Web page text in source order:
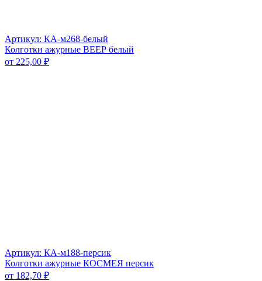
Артикул: КА-м268-белый
Колготки ажурные ВЕЕР белый
от 225,00 ₽
Артикул: КА-м188-персик
Колготки ажурные КОСМЕЯ персик
от 182,70 ₽